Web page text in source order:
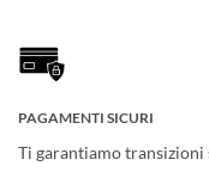
PAGAMENTI SICURI
Ti garantiamo transizioni